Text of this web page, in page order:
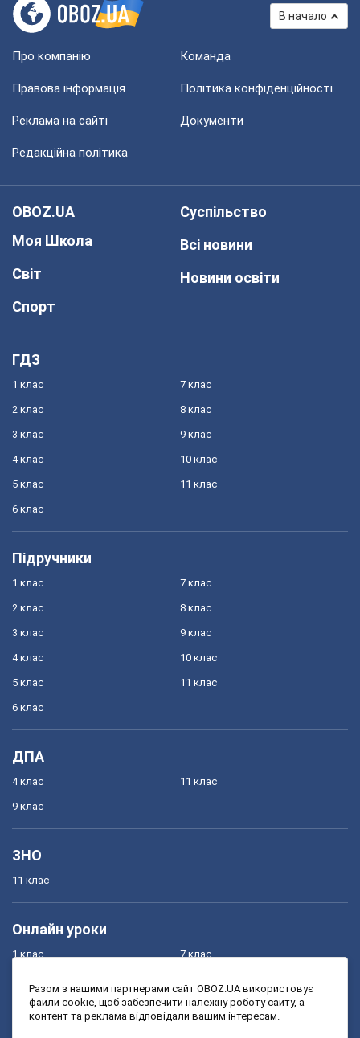
В начало
Про компанію Команда
Правова інформація Політика конфіденційності
Реклама на сайті Документи
Редакційна політика
OBOZ.UA
Моя Школа
Світ
Спорт
Суспільство
Всі новини
Новини освіти
ГДЗ
1 клас
2 клас
3 клас
4 клас
5 клас
6 клас
7 клас
8 клас
9 клас
10 клас
11 клас
Підручники
1 клас
2 клас
3 клас
4 клас
5 клас
6 клас
7 клас
8 клас
9 клас
10 клас
11 клас
ДПА
4 клас
9 клас
11 клас
ЗНО
11 клас
Онлайн уроки
1 клас
3 клас
7 клас
9 клас
Разом з нашими партнерами сайт OBOZ.UA використовує
файли cookie, щоб забезпечити належну роботу сайту, а
контент та реклама відповідали вашим інтересам.